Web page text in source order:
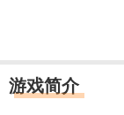
游戏简介